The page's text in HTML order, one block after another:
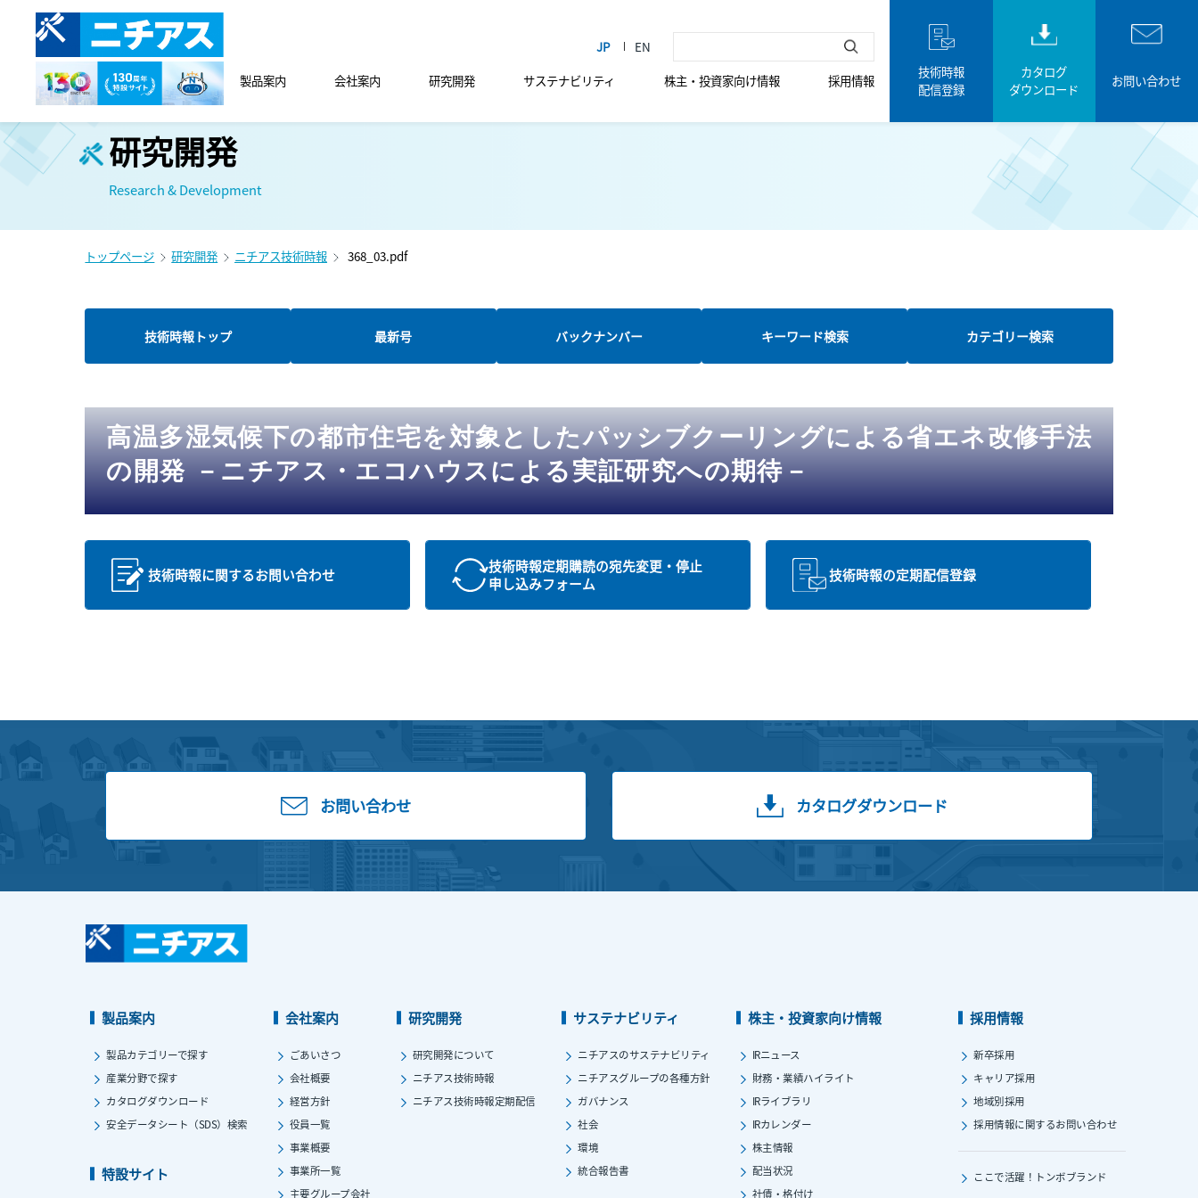
製品案内 会社案内 研究開発 サステナビリティ 株主・投資家向け情報 採用情報
技術時報
配信登録
カタログ
ダウンロード
お問い合わせ
研究開発
Research & Development
トップページ 研究開発 ニチアス技術時報 368_03.pdf
技術時報トップ 最新号 バックナンバー キーワード検索 カテゴリー検索
高温多湿気候下の都市住宅を対象としたパッシブクーリングによる省エネ改修手法
の開発 －ニチアス・エコハウスによる実証研究への期待－
技術時報に関するお問い合わせ
技術時報定期購読の宛先変更・停止
申し込みフォーム
技術時報の定期配信登録
お問い合わせ カタログダウンロード
製品案内
製品カテゴリーで探す
産業分野で探す
カタログダウンロード
安全データシート（SDS）検索
特設サイト
会社案内
ごあいさつ
会社概要
経営方針
役員一覧
事業概要
事業所一覧
主要グループ会社
研究開発
研究開発について
ニチアス技術時報
ニチアス技術時報定期配信
サステナビリティ
ニチアスのサステナビリティ
ニチアスグループの各種方針
ガバナンス
社会
環境
統合報告書
株主・投資家向け情報
IRニュース
財務・業績ハイライト
IRライブラリ
IRカレンダー
株主情報
配当状況
社債・格付け
採用情報
新卒採用
キャリア採用
地域別採用
採用情報に関するお問い合わせ
ここで活躍！ トンボブランド